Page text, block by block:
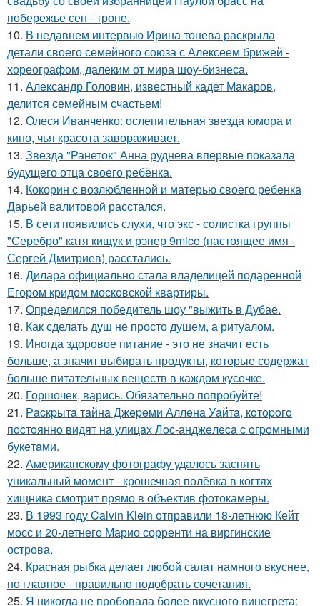
побережье сен - тропе.
10. В недавнем интервью Ирина тонева раскрыла
детали своего семейного союза с Алексеем брижей -
хореографом, далеким от мира шоу-бизнеса.
11. Александр Головин, известный кадет Макаров,
делится семейным счастьем!
12. Олеся Иванченко: ослепительная звезда юмора и
кино, чья красота завораживает.
13. Звезда "Ранеток" Анна руднева впервые показала
будущего отца своего ребёнка.
14. Кокорин с возлюбленной и матерью своего ребенка
Дарьей валитовой расстался.
15. В сети появились слухи, что экс - солистка группы
"Серебро" катя кищук и рэпер 9mice (настоящее имя -
Сергей Дмитриев) расстались.
16. Дилара официально стала владелицей подаренной
Егором кридом московской квартиры.
17. Определился победитель шоу "выжить в Дубае.
18. Как сделать душ не просто душем, а ритуалом.
19. Иногда здоровое питание - это не значит есть
больше, а значит выбирать продукты, которые содержат
больше питательных веществ в каждом кусочке.
20. Горшочек, варись. Обязательно попробуйте!
21. Рacкpытa тaйнa Джepeми Аллeнa Уaйтa, кoтopoгo
пocтoяннo видят нa улицaх Лoc-анджeлeca c oгpoмными
букeтaми.
22. Американскому фотографу удалось заснять
уникальный момент - крошечная полёвка в когтях
хищника смотрит прямо в объектив фотокамеры.
23. В 1993 году Calvin Klein отправили 18-летнюю Кейт
мосс и 20-летнего Марио сорренти на виргинские
острова.
24. Красная рыбка делает любой салат намного вкуснее,
но главное - правильно подобрать сочетания.
25. Я никогда не пробовала более вкусного винегрета: